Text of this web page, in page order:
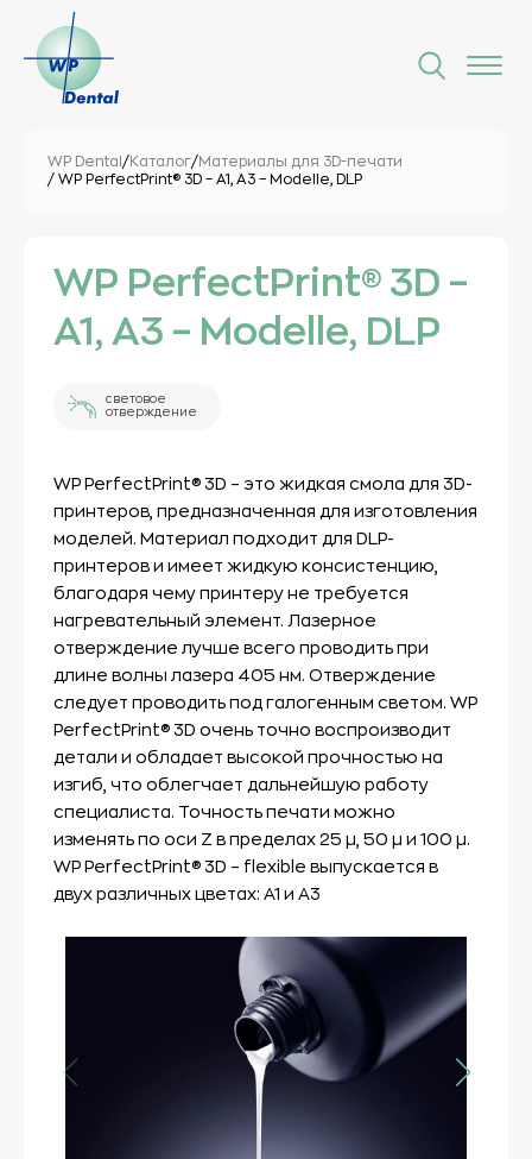
WP Dental /Каталог/Материалы для 3D-печати
/ WP PerfectPrint® 3D – A1, A3 – Modelle, DLP
WP PerfectPrint® 3D –
A1, A3 – Modelle, DLP
световое
отверждение
WP PerfectPrint® 3D – это жидкая смола для 3D-
принтеров, предназначенная для изготовления
моделей. Материал подходит для DLP-
принтеров и имеет жидкую консистенцию,
благодаря чему принтеру не требуется
нагревательный элемент. Лазерное
отверждение лучше всего проводить при
длине волны лазера 405 нм. Отверждение
следует проводить под галогенным светом. WP
PerfectPrint® 3D очень точно воспроизводит
детали и обладает высокой прочностью на
изгиб, что облегчает дальнейшую работу
специалиста. Точность печати можно
изменять по оси Z в пределах 25 µ, 50 µ и 100 µ.
WP PerfectPrint® 3D – flexible выпускается в
двух различных цветах: A1 и A3